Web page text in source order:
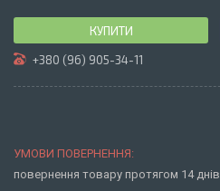
КУПИТИ
+380 (96) 905-34-11
повернення товару протягом 14 днів